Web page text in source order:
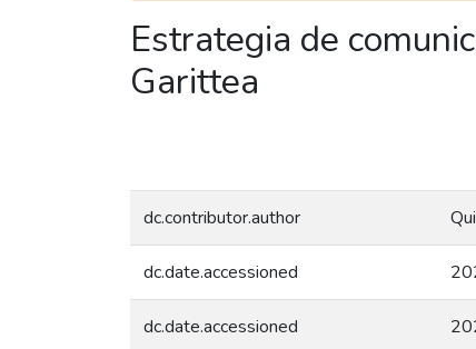
Estrategia de
Garittea
dc.contributor.author
dc.date.accessioned
dc.date.accessioned